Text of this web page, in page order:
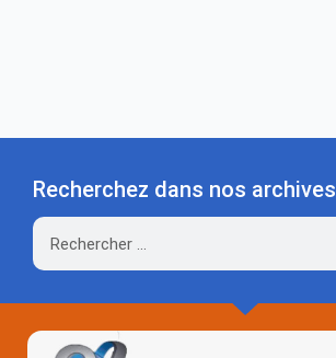
Recherchez dans nos archives
Rechercher